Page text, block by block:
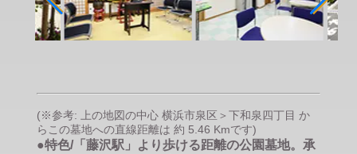
(※参考: 上の地図の中心 横浜市泉区＞下和泉四丁目 か
らこの墓地への直線距離は 約 5.46 Kmです)
●特色/「藤沢駅」より歩ける距離の公園墓地。承